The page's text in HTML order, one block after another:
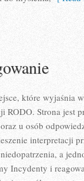
które wyjaśnia
RODO. Strona jest
u osób
interpretacji
a
Incydenty i